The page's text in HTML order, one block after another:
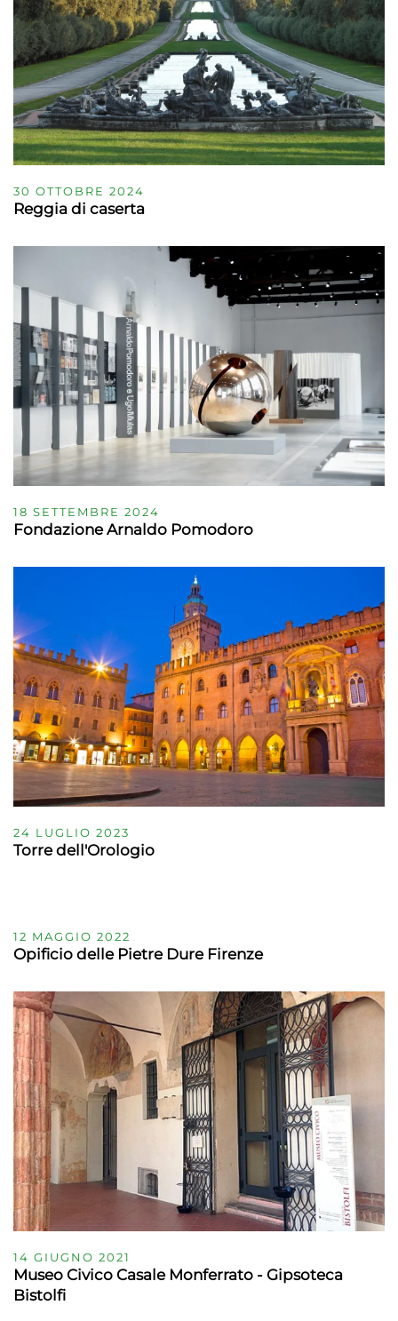
30 OTTOBRE 2024
Reggia di caserta
18 SETTEMBRE 2024
Fondazione Arnaldo Pomodoro
24 LUGLIO 2023
Torre dell'Orologio
12 MAGGIO 2022
Opificio delle Pietre Dure Firenze
14 GIUGNO 2021
Museo Civico Casale Monferrato - Gipsoteca
Bistolfi